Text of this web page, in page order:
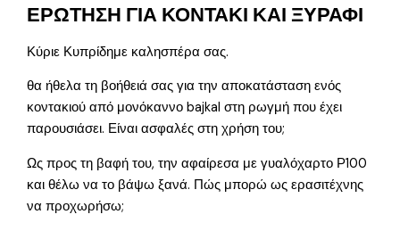
ΕΡΩΤΗΣΗ ΓΙΑ ΚΟΝΤΑΚΙ ΚΑΙ ΞΥΡΑΦΙ
Κύριε Κυπρίδημε καλησπέρα σας.
θα ήθελα τη βοήθειά σας για την αποκατάσταση ενός
κοντακιού από μονόκαννο bajkal στη ρωγμή που έχει
παρουσιάσει. Είναι ασφαλές στη χρήση του;
Ως προς τη βαφή του, την αφαίρεσα με γυαλόχαρτο Ρ100
και θέλω να το βάψω ξανά. Πώς μπορώ ως ερασιτέχνης
να προχωρήσω;